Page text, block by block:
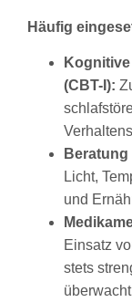
Häufig
(CBT-I):
Licht,
und
Einsatz
stets